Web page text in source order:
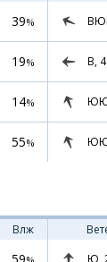
39%
19% В, 4
14%
55%
Влж
Ю,